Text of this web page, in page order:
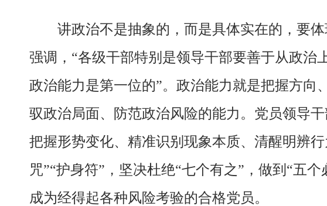
讲政治不是抽象的，而是具体实在的，要
强调，“各级干部特别是领导干部要善于从政治
政治能力是第一位的”。政治能力就是把握方
驭政治局面、防范政治风险的能力。党员领导
把握形势变化、精准识别现象本质、清醒明辨
咒”“护身符”，坚决杜绝“七个有之”，做到“五
成为经得起各种风险考验的合格党员。